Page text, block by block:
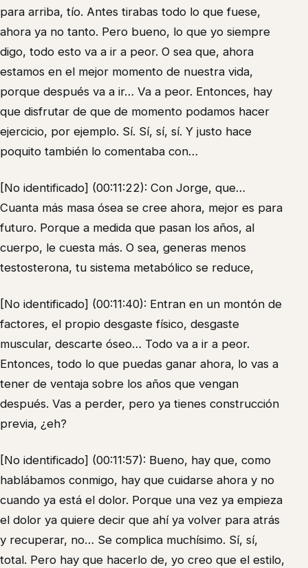
para arriba, tío. Antes tirabas todo lo que fuese,
ahora ya no tanto. Pero bueno, lo que yo siempre
digo, todo esto va a ir a peor. O sea que, ahora
estamos en el mejor momento de nuestra vida,
porque después va a ir… Va a peor. Entonces, hay
que disfrutar de que de momento podamos hacer
ejercicio, por ejemplo. Sí. Sí, sí, sí. Y justo hace
poquito también lo comentaba con…
[No identificado] (00:11:22): Con Jorge, que…
Cuanta más masa ósea se cree ahora, mejor es para
futuro. Porque a medida que pasan los años, al
cuerpo, le cuesta más. O sea, generas menos
testosterona, tu sistema metabólico se reduce,
[No identificado] (00:11:40): Entran en un montón de
factores, el propio desgaste físico, desgaste
muscular, descarte óseo… Todo va a ir a peor.
Entonces, todo lo que puedas ganar ahora, lo vas a
tener de ventaja sobre los años que vengan
después. Vas a perder, pero ya tienes construcción
previa, ¿eh?
[No identificado] (00:11:57): Bueno, hay que, como
hablábamos conmigo, hay que cuidarse ahora y no
cuando ya está el dolor. Porque una vez ya empieza
el dolor ya quiere decir que ahí ya volver para atrás
y recuperar, no… Se complica muchísimo. Sí, sí,
total. Pero hay que hacerlo de, yo creo que el estilo,